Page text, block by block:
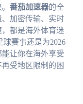
番茄加速器的全
加密传输、实时
都是海外体育迷
赛事还是为2026
能让你在海外享受
受地区限制的困